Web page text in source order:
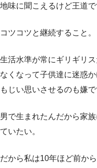
地味に聞こえるけど王道で
コツコツと継続すること。
生活水準が常にギリギリ
なくなって子供達に迷惑
もじい思いさせるのも嫌で
男で生まれたんだから家
ていたい。
だから私は10年ほど前か